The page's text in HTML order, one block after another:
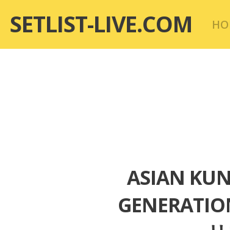
テ
SETLIST-LIVE.COM
ASIAN